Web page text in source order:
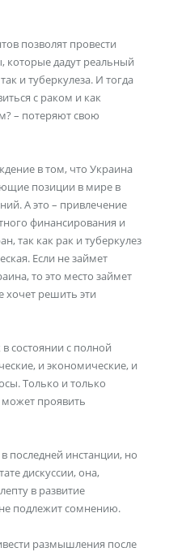
позволят провести
которые дадут реальный
и туберкулеза. И тогда
с раком и как
– потеряют свою
в том, что Украина
позиции в мире в
А это – привлечение
финансирования и
так как рак и туберкулез
Если не займет
то это место займет
хочет решить эти
состоянии с полной
и экономические, и
Только и только
проявить
последней инстанции, но
дискуссии, она,
в развитие
подлежит сомнению.
размышления после